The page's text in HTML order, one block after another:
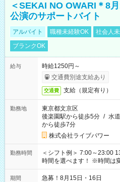
＜SEKAI NO OWARI＊8
公演のサポートバイト
アルバイト 職種未経験OK 社会人
ブランクOK
給与
時給1250円～
交通費別途支給あり
交通費 支給（規定有り）
勤務地
東京都文京区
後楽園駅から徒歩5分 / 水
から徒歩7分
株式会社ライブパワー
勤務時間
＜シフト例＞ 7:00～23:00 13:30～22:00 上
時間を選べます！ ※時間は
期間 急募！8月15日・16日